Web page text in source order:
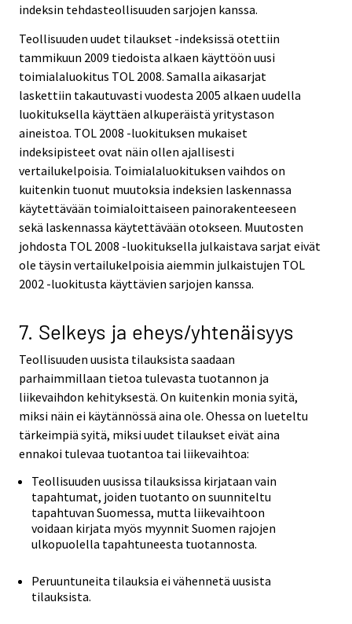
indeksin tehdasteollisuuden sarjojen kanssa.
Teollisuuden uudet tilaukset -indeksissä otettiin
tammikuun 2009 tiedoista alkaen käyttöön uusi
toimialaluokitus TOL 2008. Samalla aikasarjat
laskettiin takautuvasti vuodesta 2005 alkaen uudella
luokituksella käyttäen alkuperäistä yritystason
aineistoa. TOL 2008 -luokituksen mukaiset
indeksipisteet ovat näin ollen ajallisesti
vertailukelpoisia. Toimialaluokituksen vaihdos on
kuitenkin tuonut muutoksia indeksien laskennassa
käytettävään toimialoittaiseen painorakenteeseen
sekä laskennassa käytettävään otokseen. Muutosten
johdosta TOL 2008 -luokituksella julkaistava sarjat eivät
ole täysin vertailukelpoisia aiemmin julkaistujen TOL
2002 -luokitusta käyttävien sarjojen kanssa.
7. Selkeys ja eheys/yhtenäisyys
Teollisuuden uusista tilauksista saadaan
parhaimmillaan tietoa tulevasta tuotannon ja
liikevaihdon kehityksestä. On kuitenkin monia syitä,
miksi näin ei käytännössä aina ole. Ohessa on lueteltu
tärkeimpiä syitä, miksi uudet tilaukset eivät aina
ennakoi tulevaa tuotantoa tai liikevaihtoa:
Teollisuuden uusissa tilauksissa kirjataan vain
tapahtumat, joiden tuotanto on suunniteltu
tapahtuvan Suomessa, mutta liikevaihtoon
voidaan kirjata myös myynnit Suomen rajojen
ulkopuolella tapahtuneesta tuotannosta.
Peruuntuneita tilauksia ei vähennetä uusista
tilauksista.